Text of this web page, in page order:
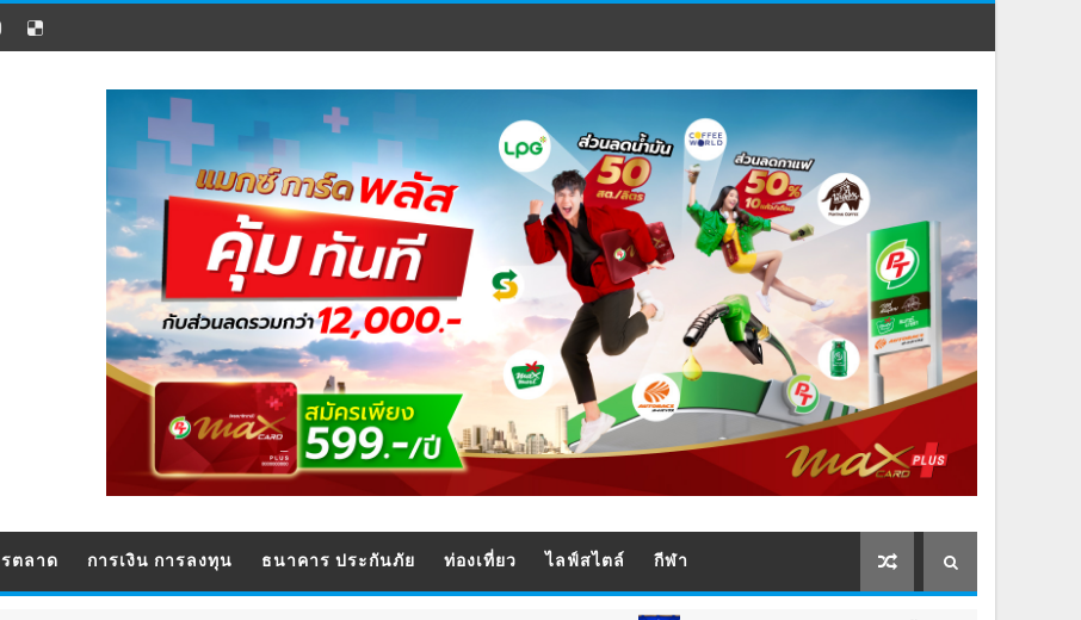
ตลาด การเงิน การลงทุน ธนาคาร ประกันภัย ท่องเที่ยว ไลฟ์สไตล์ กีฬา